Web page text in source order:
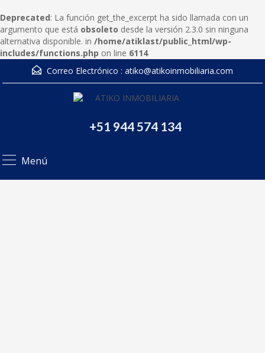
Deprecated: La función get_the_excerpt ha sido llamada con un
argumento que está obsoleto desde la versión 2.3.0 sin ninguna
alternativa disponible. in /home/atiklast/public_html/wp-
includes/functions.php on line 6114
Correo Electrónico : atiko@atikoinmobiliaria.com
+51 944 574 134
Menú